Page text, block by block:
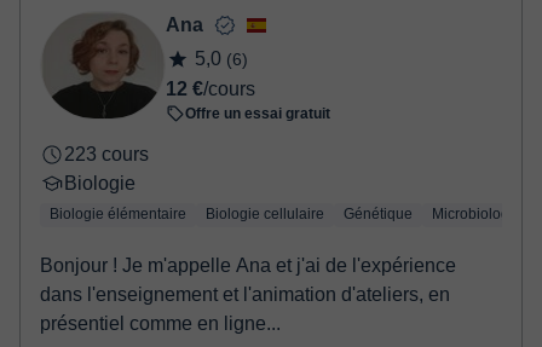
- Paypal
Une fois le paiement réglé, nous vous enverrons un e-mail pour
confirmer la réservation.
Ana
5,0 (6)
12 €/cours
Offre un essai gratuit
223 cours
Biologie
Biologie élémentaire Biologie cellulaire Génétique Microbiologie
Bonjour ! Je m'appelle Ana et j'ai de l'expérience
dans l'enseignement et l'animation d'ateliers, en
présentiel comme en ligne...